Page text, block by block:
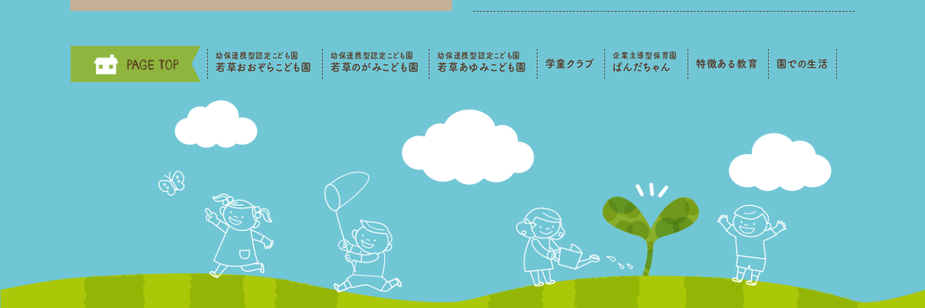
幼保連携型認定こども園
若草おおぞらこども園
幼保連携型認定こども園
若草のがみこども園
幼保連携型認定こども園
若草あゆみこども園 学童クラブ
企業主導型保育園
ぱんだちゃん 特徴ある教育 園での生活